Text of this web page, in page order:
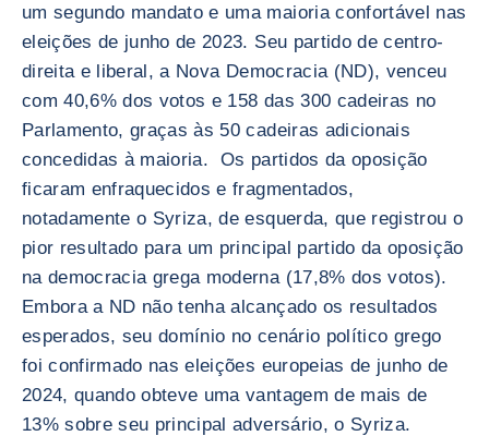
um segundo mandato e uma maioria confortável nas
eleições de junho de 2023. Seu partido de centro-
direita e liberal, a Nova Democracia (ND), venceu
com 40,6% dos votos e 158 das 300 cadeiras no
Parlamento, graças às 50 cadeiras adicionais
concedidas à maioria. Os partidos da oposição
ficaram enfraquecidos e fragmentados,
notadamente o Syriza, de esquerda, que registrou o
pior resultado para um principal partido da oposição
na democracia grega moderna (17,8% dos votos).
Embora a ND não tenha alcançado os resultados
esperados, seu domínio no cenário político grego
foi confirmado nas eleições europeias de junho de
2024, quando obteve uma vantagem de mais de
13% sobre seu principal adversário, o Syriza.